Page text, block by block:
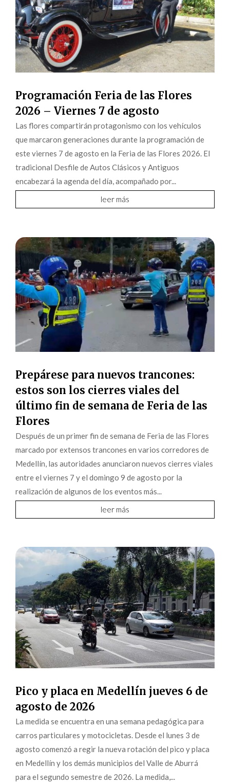
Programación Feria de las Flores
2026 – Viernes 7 de agosto
Las flores compartirán protagonismo con los vehículos
que marcaron generaciones durante la programación de
este viernes 7 de agosto en la Feria de las Flores 2026. El
tradicional Desfile de Autos Clásicos y Antiguos
encabezará la agenda del día, acompañado por...
leer más
Prepárese para nuevos trancones:
estos son los cierres viales del
último fin de semana de Feria de las
Flores
Después de un primer fin de semana de Feria de las Flores
marcado por extensos trancones en varios corredores de
Medellín, las autoridades anunciaron nuevos cierres viales
entre el viernes 7 y el domingo 9 de agosto por la
realización de algunos de los eventos más...
leer más
Pico y placa en Medellín jueves 6 de
agosto de 2026
La medida se encuentra en una semana pedagógica para
carros particulares y motocicletas. Desde el lunes 3 de
agosto comenzó a regir la nueva rotación del pico y placa
en Medellín y los demás municipios del Valle de Aburrá
para el segundo semestre de 2026. La medida,...